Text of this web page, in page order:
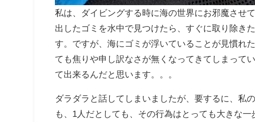
私は、ダイビングする時に海の世界にお邪魔させ
出したゴミを水中で見つけたら、すぐに取り除き
す。ですが、海にゴミが浮いていることが見慣れ
ても焦りや申し訳なさが無くなってきてしまって
て出来るんだと思います。。。
ダラダラと話してしまいましたが、要するに、私
も、1人だとしても、その行為はとっても大きな一